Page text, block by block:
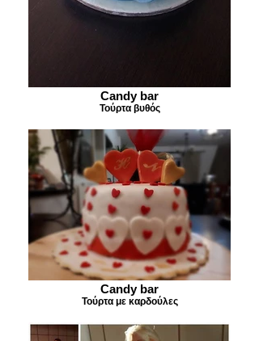
Candy bar
Τούρτα βυθός
Candy bar
Τούρτα με καρδούλες